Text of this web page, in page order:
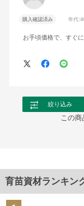
購入確認済み 年代:
お手頃価格で、すぐ
絞り込み
この
育苗資材ランキン